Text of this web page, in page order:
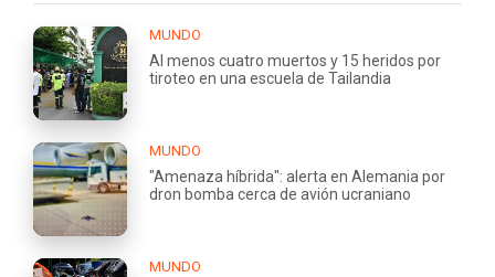
MUNDO
Al menos cuatro muertos y 15 heridos por
tiroteo en una escuela de Tailandia
MUNDO
"Amenaza híbrida": alerta en Alemania por
dron bomba cerca de avión ucraniano
MUNDO